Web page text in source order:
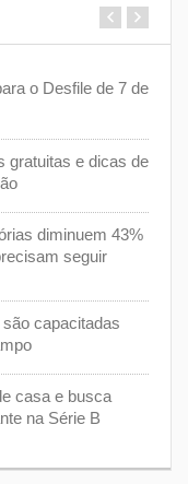
o Desfile de 7 de
gratuitas e dicas de
diminuem 43%
seguir
capacitadas
casa e busca
na Série B